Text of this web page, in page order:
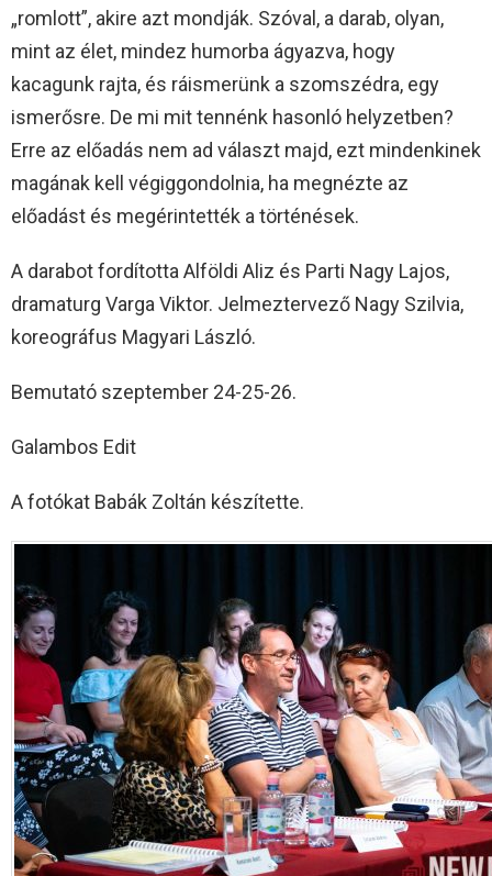
„romlott”, akire azt mondják. Szóval, a darab, olyan,
mint az élet, mindez humorba ágyazva, hogy
kacagunk rajta, és ráismerünk a szomszédra, egy
ismerősre. De mi mit tennénk hasonló helyzetben?
Erre az előadás nem ad választ majd, ezt mindenkinek
magának kell végiggondolnia, ha megnézte az
előadást és megérintették a történések.
A darabot fordította Alföldi Aliz és Parti Nagy Lajos,
dramaturg Varga Viktor. Jelmeztervező Nagy Szilvia,
koreográfus Magyari László.
Bemutató szeptember 24-25-26.
Galambos Edit
A fotókat Babák Zoltán készítette.